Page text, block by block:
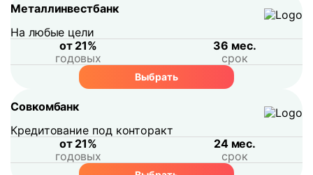
Металлинвестбанк
На любые цели
от 21%
годовых
36 мес.
срок
Выбрать
Совкомбанк
Кредитование под конторакт
от 21%
годовых
24 мес.
срок